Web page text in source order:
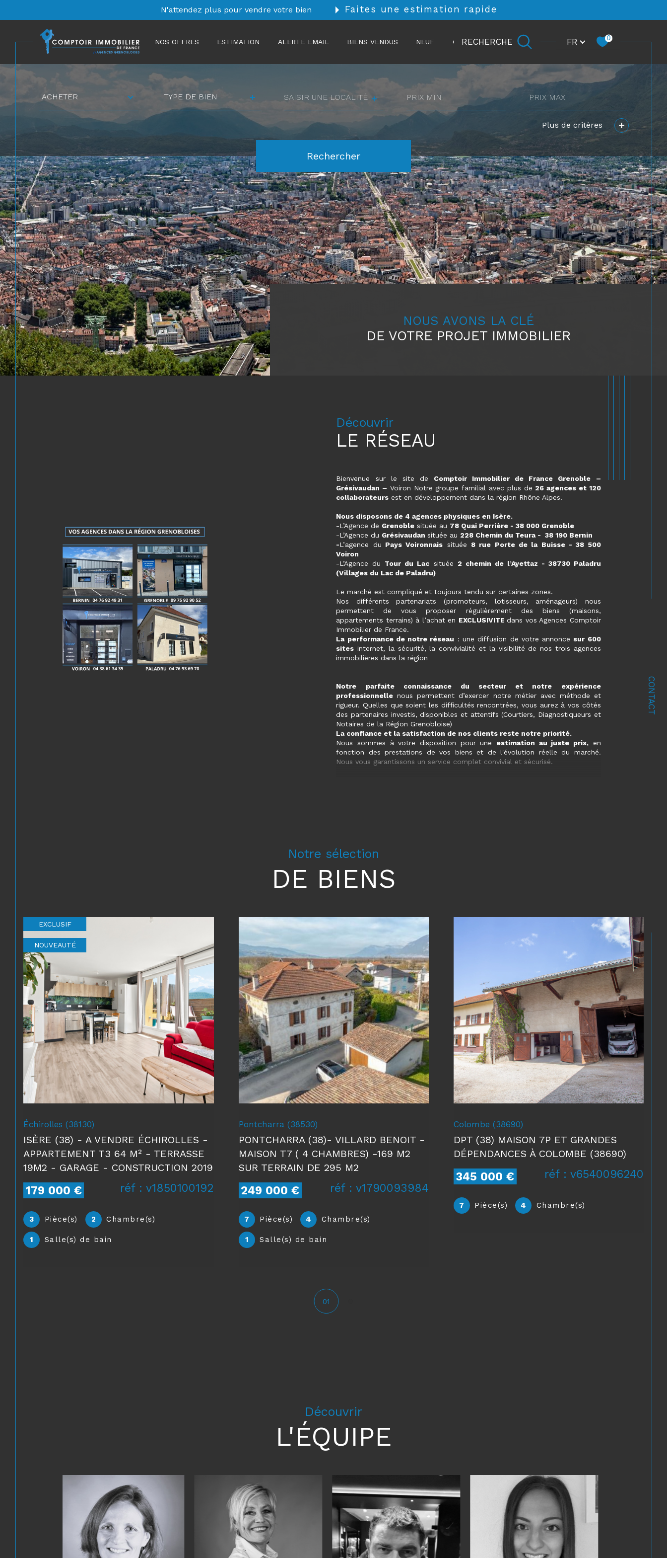
N'attendez plus pour vendre votre bien Faites une estimation rapide
NOS OFFRES ESTIMATION ALERTE EMAIL BIENS VENDUS NEUF CARRIÈRE
RECHERCHE Langue
FR 0
CONTACT
d'offre
ACHETER
de
bien
TYPE DE BIEN
prix
min
max
Plus de critères
Référence
Rechercher
NOUS AVONS LA CLÉ
DE VOTRE PROJET IMMOBILIER
Découvrir
LE RÉSEAU
Bienvenue sur le site de Comptoir Immobilier de France Grenoble –
Grésivaudan – Voiron Notre groupe familial avec plus de 26 agences et 120
collaborateurs est en développement dans la région Rhône Alpes.
Nous disposons de 4 agences physiques en Isère.
-L’Agence de Grenoble située au 78 Quai Perrière - 38 000 Grenoble
-L’Agence du Grésivaudansituée au 228 Chemin du Teura - 38 190 Bernin
-L’agence du Pays Voironnais située 8 rue Porte de la Buisse - 38 500
Voiron
-L’Agence du Tour du Lac située 2 chemin de l’Ayettaz - 38730 Paladru
(Villages du Lac de Paladru)
Le marché est compliqué et toujours tendu sur certaines zones.
Nos différents partenariats (promoteurs, lotisseurs, aménageurs) nous
permettent de vous proposer régulièrement des biens (maisons,
appartements terrains) à l’achat en EXCLUSIVITEdans vos Agences Comptoir
Immobilier de France.
La performance de notre réseau : une diffusion de votre annonce sur 600
sites internet, la sécurité, la convivialité et la visibilité de nos trois agences
immobilières dans la région
Notre parfaite connaissance du secteur et notre expérience
professionnelle nous permettent d’exercer notre métier avec méthode et
rigueur. Quelles que soient les difficultés rencontrées, vous aurez à vos côtés
des partenaires investis, disponibles et attentifs (Courtiers, Diagnostiqueurs et
Notaires de la Région Grenobloise)
La confiance et la satisfaction de nos clients reste notre priorité.
Nous sommes à votre disposition pour une estimation au juste prix,en
fonction des prestations de vos biens et de l'évolution réelle du marché.
Nous vous garantissons un service complet convivial et sécurisé.
Notre sélection
DE BIENS
Colombe (38690)
DPT (38) MAISON 7P ET GRANDES
DÉPENDANCES À COLOMBE (38690)
réf : v6540096240
Grenoble (38100)
ISÈRE (38) GRENOBLE-LIBÉRATION- T5
LUMINEUX ( 3 CHAMBRES ) -110 M2
réf : v1790093986
1 Salle(s) de bain
Montcarra (38890)
MAISON DE VILLAGE T4 DE 161 M2
HABITABLES - TERRAIN 300M2
249 500 € réf : v6550096831
4 Pièce(s) 3 Chambre(s)
L'ÉQUIPE